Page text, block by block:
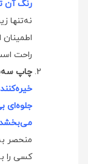
رنگ آن
نه‌تنها
اطمینان
راحت
چاپ
جلوه‌ای
منحصر
کسی را